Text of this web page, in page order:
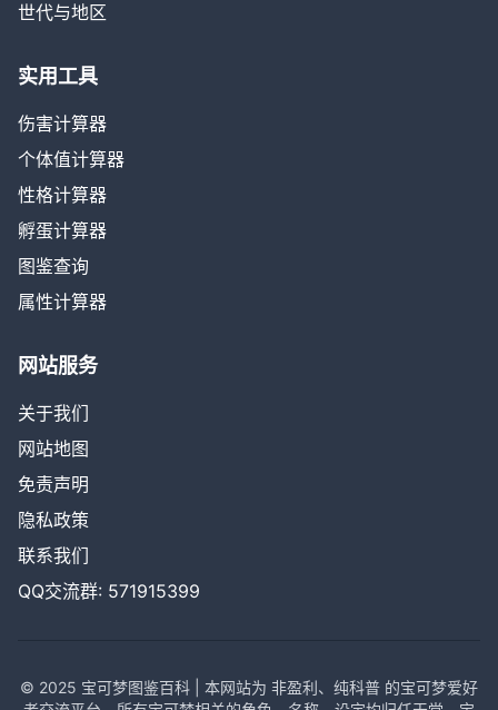
世代与地区
实用工具
伤害计算器
个体值计算器
性格计算器
孵蛋计算器
图鉴查询
属性计算器
网站服务
关于我们
网站地图
免责声明
隐私政策
联系我们
QQ交流群: 571915399
© 2025 宝可梦图鉴百科 | 本网站为 非盈利、纯科普 的宝可梦爱好